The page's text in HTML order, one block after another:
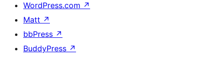
WordPress.com ↗
Matt ↗
bbPress ↗
BuddyPress ↗